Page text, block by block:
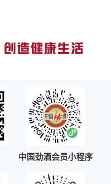
中国劲酒会员小程序